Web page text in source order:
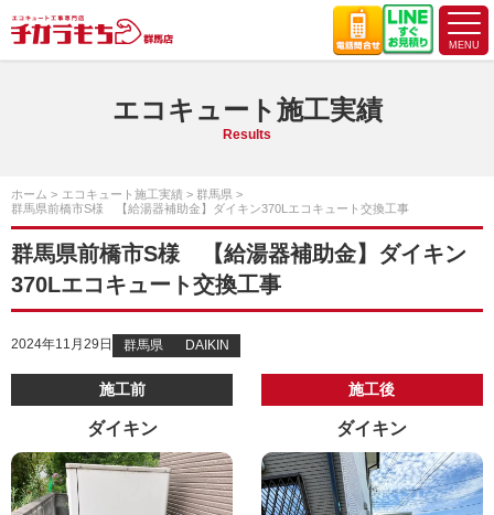
エコキュート施工実績
Results
ホーム エコキュート施工実績
群馬県
群馬県前橋市S様 【給湯器補助金】ダイキン370Lエコキュート交換工事
群馬県前橋市S様 【給湯器補助金】ダイキン
370Lエコキュート交換工事
2024年11月29日 群馬県 DAIKIN
施工前
ダイキン
施工後
ダイキン